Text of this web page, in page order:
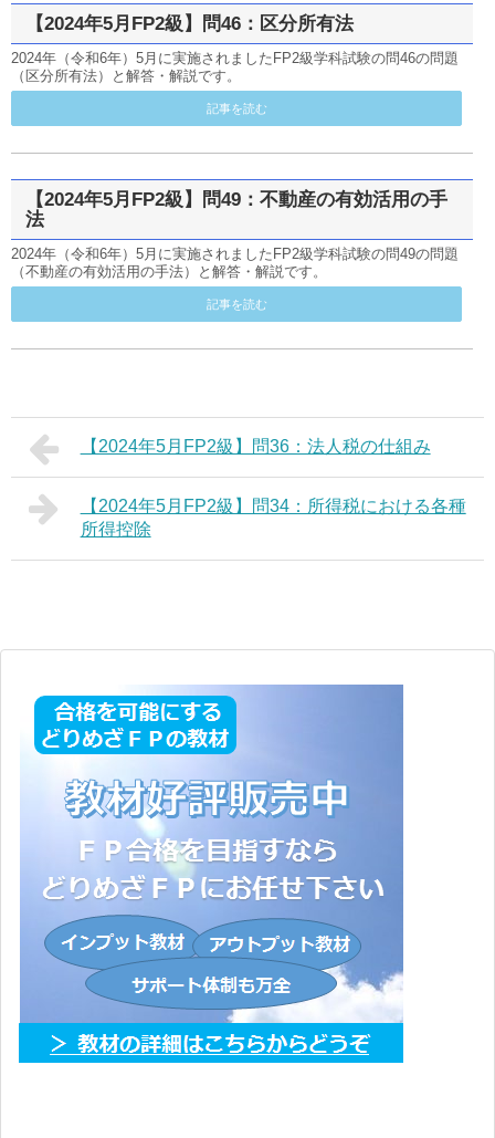
【2024年5月FP2級】問46：区分所有法
2024年（令和6年）5月に実施されましたFP2級学科試験の問46の問題
（区分所有法）と解答・解説です。
記事を読む
【2024年5月FP2級】問49：不動産の有効活用の手
法
2024年（令和6年）5月に実施されましたFP2級学科試験の問49の問題
（不動産の有効活用の手法）と解答・解説です。
記事を読む
【2024年5月FP2級】問36：法人税の仕組み
【2024年5月FP2級】問34：所得税における各種
所得控除